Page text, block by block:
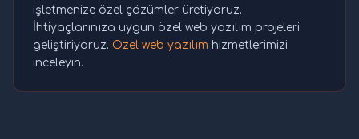
işletmenize özel çözümler üretiyoruz.
İhtiyaçlarınıza uygun özel web yazılım projeleri
geliştiriyoruz. Özel web yazılım hizmetlerimizi
inceleyin.